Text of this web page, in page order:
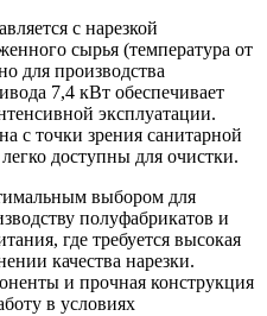
с нарезкой
сырья (температура от
для производства
7,4 кВт обеспечивает
эксплуатации.
с точки зрения санитарной
доступны для очистки.
выбором для
полуфабрикатов и
где требуется высокая
качества нарезки.
и прочная конструкция
в условиях